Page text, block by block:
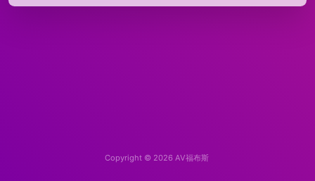
Copyright © 2026 AV福布斯